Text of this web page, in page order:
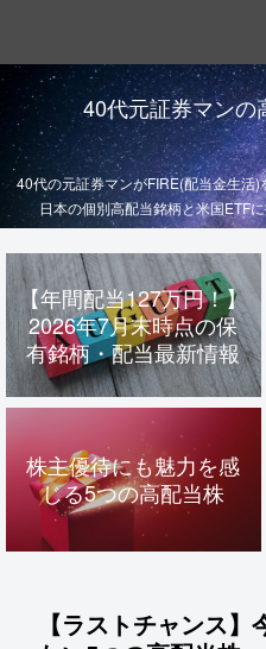
40代元証券マンの
40代の元証券マンがFIRE(配当金生活
日本の個別高配当銘柄と米国ETF
【年間配当127万円！】
2026年7月末時点の保
有銘柄・配当最新情報
株主優待にも魅力を感
じる5つの高配当株
【ラストチャンス